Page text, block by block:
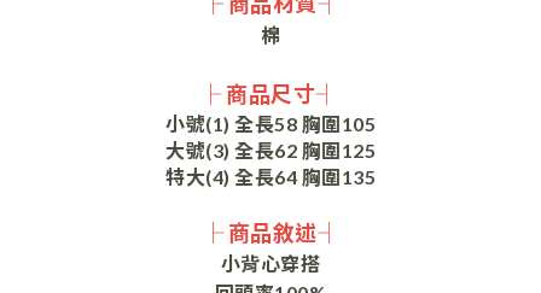
棉
├ 商品尺寸┤
小號(1) 全長58 胸圍105
大號(3) 全長62 胸圍125
特大(4) 全長64 胸圍135
├ 商品敘述┤
小背心穿搭